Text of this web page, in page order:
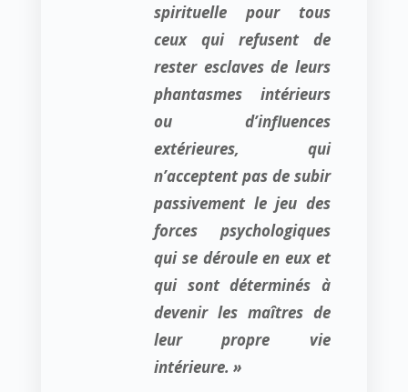
spirituelle pour tous
ceux qui refusent de
rester esclaves de leurs
phantasmes intérieurs
ou d’influences
extérieures, qui
n’acceptent pas de subir
passivement le jeu des
forces psychologiques
qui se déroule en eux et
qui sont déterminés à
devenir les maîtres de
leur propre vie
intérieure. »